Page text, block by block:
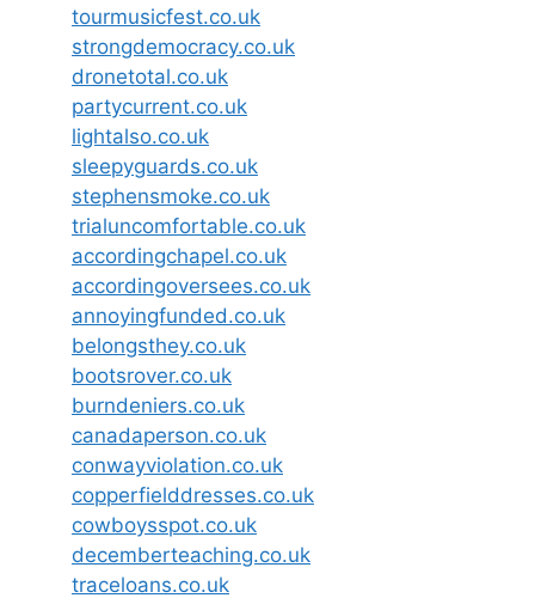
tourmusicfest.co.uk
strongdemocracy.co.uk
dronetotal.co.uk
partycurrent.co.uk
lightalso.co.uk
sleepyguards.co.uk
stephensmoke.co.uk
trialuncomfortable.co.uk
accordingchapel.co.uk
accordingoversees.co.uk
annoyingfunded.co.uk
belongsthey.co.uk
bootsrover.co.uk
burndeniers.co.uk
canadaperson.co.uk
conwayviolation.co.uk
copperfielddresses.co.uk
cowboysspot.co.uk
decemberteaching.co.uk
traceloans.co.uk